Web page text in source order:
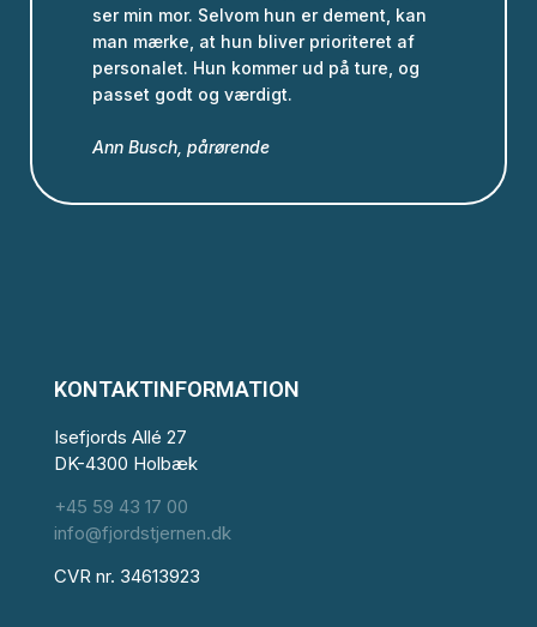
ser min mor. Selvom hun er dement, kan
man mærke, at hun bliver prioriteret af
personalet. Hun kommer ud på ture, og
passet godt og værdigt.
Ann Busch, pårørende
KONTAKTINFORMATION
Isefjords Allé 27
DK-4300 Holbæk
+45 59 43 17 00
info@fjordstjernen.dk
CVR nr. 34613923